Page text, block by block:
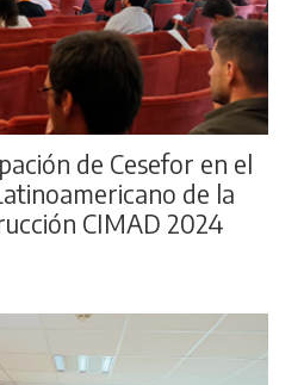
de Cesefor en el
de la
CIMAD 2024